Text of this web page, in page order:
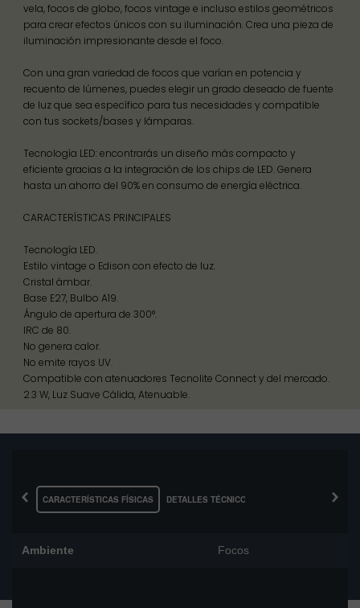
vela, focos de globo, focos vintage e incluso estilos geométricos
para crear efectos únicos con su iluminación. Crea una pieza de
iluminación impresionante desde el foco.
Con una gran variedad de focos que varían en potencia y
recuento de lúmenes, puedes elegir un grado deseado de fuente
de luz que sea específico para tus necesidades y compatible
con tus sockets/bases y lámparas.
Tecnología LED: encontrarás un diseño más compacto y
eficiente gracias a la integración de los chips de LED. Genera
hasta un ahorro del 90% en consumo de energía eléctrica.
CARACTERÍSTICAS PRINCIPALES
Tecnología LED.
Estilo vintage o Edison con efecto de luz.
Cristal ámbar.
Base E27, Bulbo A19.
Ángulo de apertura de 300°.
IRC de 80.
No genera calor.
No emite rayos UV.
Compatible con atenuadores Tecnolite Connect y del mercado.
2.3 W, Luz Suave Cálida, Atenuable.
‹ CARACTERÍSTICAS FÍSICAS DETALLES TÉCNICOS ›
Ambiente Focos